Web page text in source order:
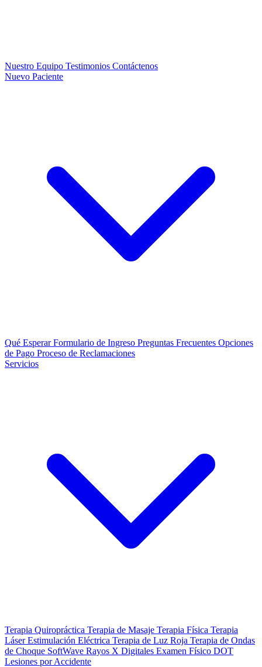
Nuestro Equipo Testimonios Contáctenos
Nuevo Paciente
Qué EsperarFormulario de Ingreso Preguntas Frecuentes Opciones
de Pago Proceso de Reclamaciones
Servicios
Terapia Quiropráctica Terapia de Masaje Terapia Física Terapia
LáserEstimulación Eléctrica Terapia de Luz Roja Terapia de Ondas
de Choque SoftWave Rayos X Digitales Examen Físico DOT
Lesiones por Accidente